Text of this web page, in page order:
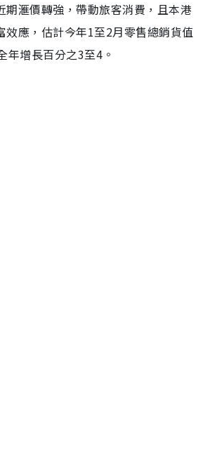
期滙價轉強，帶動旅客消費，且本港
效應，估計今年1至2月零售總銷貨值
年增長百分之3至4。